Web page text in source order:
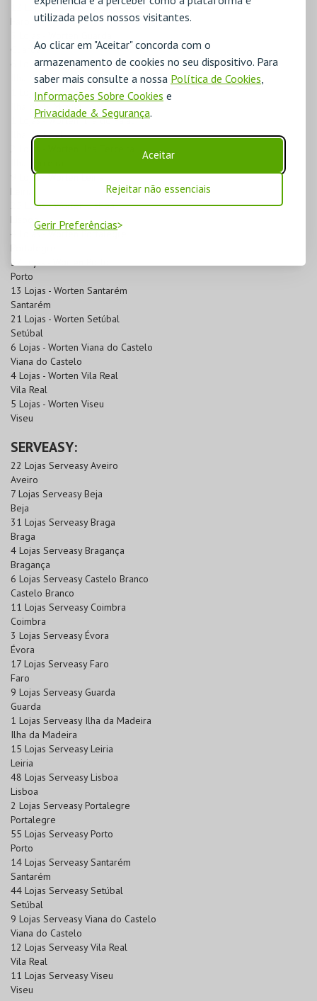
utilizada pelos nossos visitantes.
Ao clicar em "Aceitar" concorda com o
armazenamento de cookies no seu dispositivo. Para
saber mais consulte a nossa Política de Cookies
Informações Sobre Cookies e
Privacidade & Segurança.
Aceitar
Rejeitar não essenciais
Gerir Preferências
12 Lojas - Worten Faro
Faro
Guarda
6 Lojas - Worten Ilha da Madeira
Ilha da Madeira
1 Lojas - Worten Ilha de S. Miguel
Ilha de S. Miguel
1 Lojas - Worten Ilha do Faial
Ilha do Faial
2 Lojas - Worten Ilha Terceira
9 Lojas - Worten Leiria
Leiria
25 Lojas - Worten Lisboa
Lisboa
4 Lojas - Worten Portalegre
Portalegre
37 Lojas - Worten Porto
Porto
13 Lojas - Worten Santarém
Santarém
21 Lojas - Worten Setúbal
Setúbal
6 Lojas - Worten Viana do Castelo
Viana do Castelo
4 Lojas - Worten Vila Real
Vila Real
5 Lojas - Worten Viseu
Viseu
SERVEASY:
22 Lojas Serveasy Aveiro
Aveiro
7 Lojas Serveasy Beja
Beja
31 Lojas Serveasy Braga
Braga
4 Lojas Serveasy Bragança
Bragança
6 Lojas Serveasy Castelo Branco
Castelo Branco
11 Lojas Serveasy Coimbra
Coimbra
3 Lojas Serveasy Évora
Évora
17 Lojas Serveasy Faro
Faro
9 Lojas Serveasy Guarda
Guarda
1 Lojas Serveasy Ilha da Madeira
Ilha da Madeira
15 Lojas Serveasy Leiria
Leiria
48 Lojas Serveasy Lisboa
Lisboa
2 Lojas Serveasy Portalegre
Portalegre
55 Lojas Serveasy Porto
Porto
14 Lojas Serveasy Santarém
Santarém
44 Lojas Serveasy Setúbal
Setúbal
9 Lojas Serveasy Viana do Castelo
Viana do Castelo
12 Lojas Serveasy Vila Real
Vila Real
11 Lojas Serveasy Viseu
Viseu